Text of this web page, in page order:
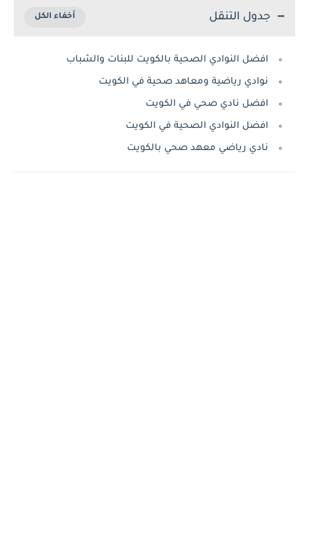
جدول التنقل
افضل النوادي الصحية بالكويت للبنات والشباب
نوادي رياضية ومعاهد صحية في الكويت
افضل نادي صحي في الكويت
افضل النوادي الصحية في الكويت
نادي رياضي معهد صحي بالكويت